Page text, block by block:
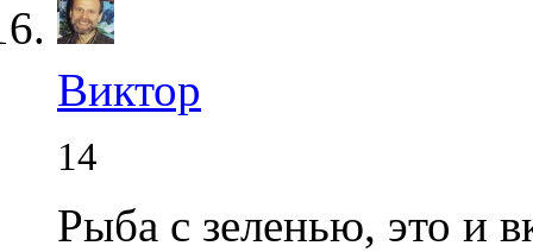
Виктор
14
Рыба с зеленью, это и